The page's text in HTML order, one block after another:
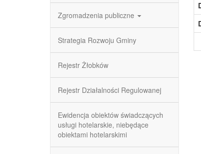
Zgromadzenia publiczne
Strategia Rozwoju Gminy
Rejestr Żłobków
Rejestr Działalności Regulowanej
Ewidencja obiektów świadczących
usługi hotelarskie, niebędące
obiektami hotelarskimi